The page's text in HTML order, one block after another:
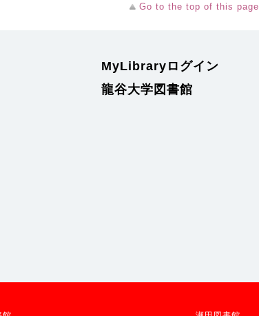
Go to the top of this page
MyLibraryログイン
龍谷大学図書館